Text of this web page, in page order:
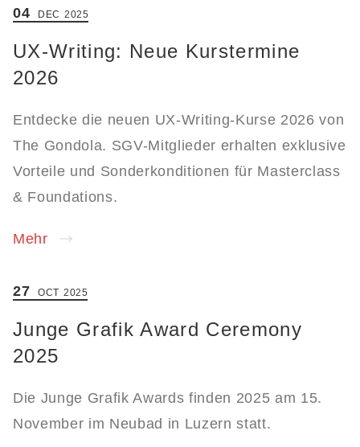
04 DEC 2025
UX-Writing: Neue Kurstermine
2026
Entdecke die neuen UX-Writing-Kurse 2026 von
The Gondola. SGV-Mitglieder erhalten exklusive
Vorteile und Sonderkonditionen für Masterclass
& Foundations.
Mehr
27 OCT 2025
Junge Grafik Award Ceremony
2025
Die Junge Grafik Awards finden 2025 am 15.
November im Neubad in Luzern statt.